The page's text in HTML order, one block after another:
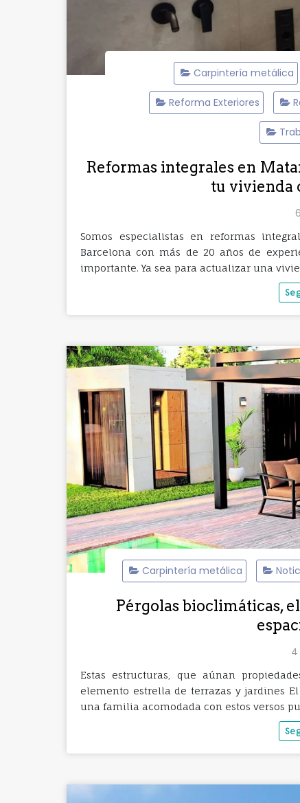
Carpintería metálica
Reforma Exteriores
Reformas integrales en
tu vivienda
Somos especialistas en reformas
Barcelona con más de 20 años de
importante. Ya sea para actualizar una
Carpintería metálica
Pérgolas bioclimáticas,
4
Estas estructuras, que aúnan
elemento estrella de terrazas y jardines
una familia acomodada con estos versos